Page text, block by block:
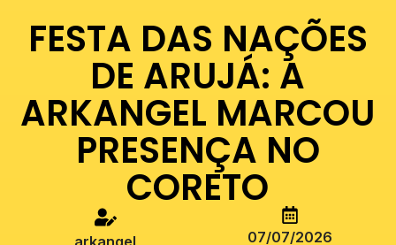
FESTA DAS NAÇÕES
DE ARUJÁ: A
ARKANGEL MARCOU
PRESENÇA NO
CORETO
arkangel 07/07/2026